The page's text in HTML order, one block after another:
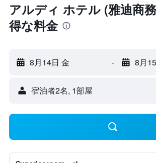
アルディ ホテル (雅迪商
得な料金
8月14日 金 - 8月
宿泊者2名, 1​部屋